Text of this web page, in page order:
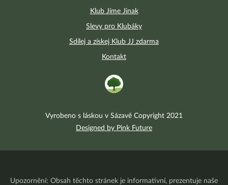
Klub Jíme Jinak
Slevy pro Klubáky
Sdílej a získej Klub JJ zdarma
Kontakt
Vyrobeno s láskou v Sázavě Copyright 2021
Designed by Pink Future
Upozornění: Obsah těchto stránek je informativní, prezentuje naše